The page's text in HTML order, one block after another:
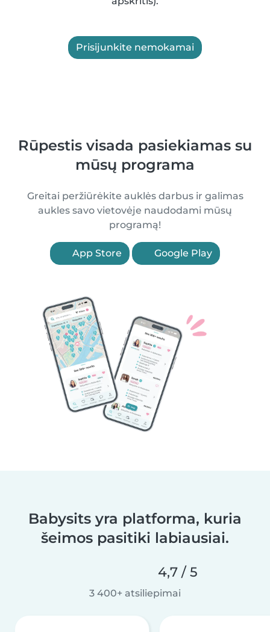
Prisijunkite nemokamai
Rūpestis visada pasiekiamas su
mūsų programa
Greitai peržiūrėkite auklės darbus ir galimas
aukles savo vietovėje naudodami mūsų
programą!
App Store Google Play
Babysits yra platforma, kuria
šeimos pasitiki labiausiai.
4,7 / 5
3 400+ atsiliepimai